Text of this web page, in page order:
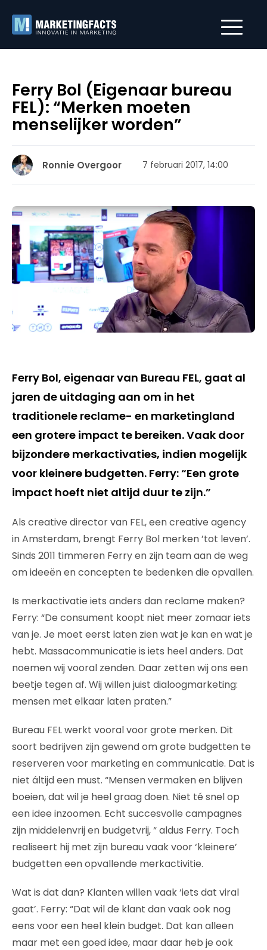
Ferry Bol (Eigenaar bureau
FEL): “Merken moeten
menselijker worden”
Ronnie Overgoor 7 februari 2017, 14:00
Ferry Bol, eigenaar van Bureau FEL, gaat al
jaren de uitdaging aan om in het
traditionele reclame- en marketingland
een grotere impact te bereiken. Vaak door
bijzondere merkactivaties, indien mogelijk
voor kleinere budgetten. Ferry: “Een grote
impact hoeft niet altijd duur te zijn.”
Als creative director van FEL, een creative agency
in Amsterdam, brengt Ferry Bol merken ’tot leven’.
Sinds 2011 timmeren Ferry en zijn team aan de weg
om ideeën en concepten te bedenken die opvallen.
Is merkactivatie iets anders dan reclame maken?
Ferry: “De consument koopt niet meer zomaar iets
van je. Je moet eerst laten zien wat je kan en wat je
hebt. Massacommunicatie is iets heel anders. Dat
noemen wij vooral zenden. Daar zetten wij ons een
beetje tegen af. Wij willen juist dialoogmarketing:
mensen met elkaar laten praten.”
Bureau FEL werkt vooral voor grote merken. Dit
soort bedrijven zijn gewend om grote budgetten te
reserveren voor marketing en communicatie. Dat is
niet áltijd een must. “Mensen vermaken en blijven
boeien, dat wil je heel graag doen. Niet té snel op
een idee inzoomen. Echt succesvolle campagnes
zijn middelenvrij en budgetvrij, “ aldus Ferry. Toch
realiseert hij met zijn bureau vaak voor ‘kleinere’
budgetten een opvallende merkactivitie.
Wat is dat dan? Klanten willen vaak ‘iets dat viral
gaat’. Ferry: “Dat wil de klant dan vaak ook nog
eens voor een heel klein budget. Dat kan alleen
maar met een goed idee, maar daar heb je ook